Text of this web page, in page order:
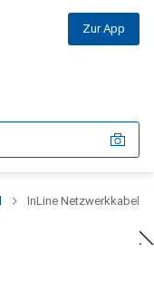
Zur App
InLine Netzwerkkabel